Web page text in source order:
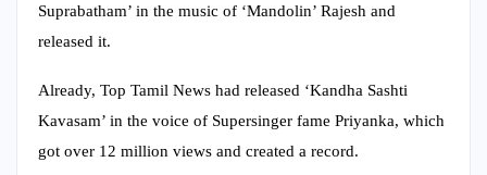
Suprabatham’ in the music of ‘Mandolin’ Rajesh and
released it.
Already, Top Tamil News had released ‘Kandha Sashti
Kavasam’ in the voice of Supersinger fame Priyanka, which
got over 12 million views and created a record.